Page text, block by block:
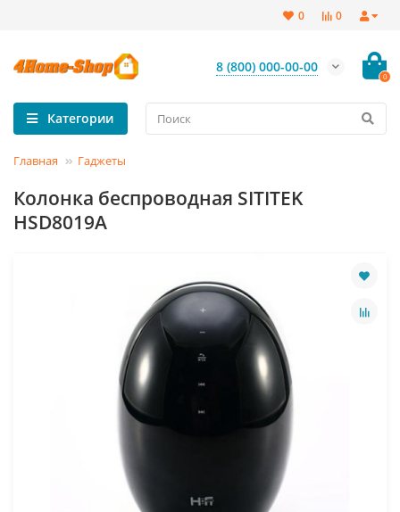
0
0
8 (800) 000-00-00
0
Категории
Главная Гаджеты
Колонка беспроводная SITITEK
HSD8019A